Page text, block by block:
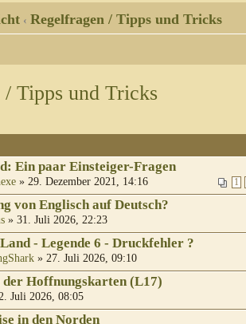
‹ Regelfragen / Tipps und Tricks
Tipps und Tricks
Ein paar Einsteiger-Fragen
1
» 29. Dezember 2021, 14:16
von Englisch auf Deutsch?
» 31. Juli 2026, 22:23
- Legende 6 - Druckfehler ?
» 27. Juli 2026, 09:10
der Hoffnungskarten (L17)
Juli 2026, 08:05
in den Norden